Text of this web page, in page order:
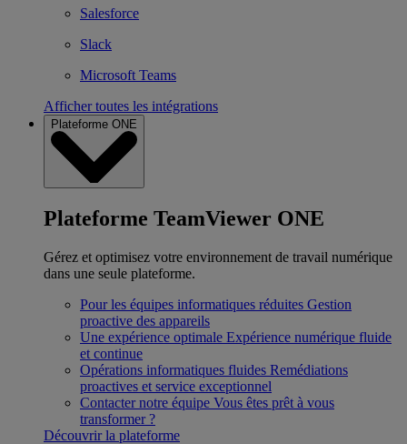
Salesforce
Slack
Microsoft Teams
Afficher toutes les intégrations
Plateforme ONE
Plateforme TeamViewer ONE
Gérez et optimisez votre environnement de travail numérique
dans une seule plateforme.
Pour les équipes informatiques réduites Gestion
proactive des appareils
Une expérience optimale Expérience numérique fluide
et continue
Opérations informatiques fluides Remédiations
proactives et service exceptionnel
Contacter notre équipe Vous êtes prêt à vous
transformer ?
Découvrir la plateforme